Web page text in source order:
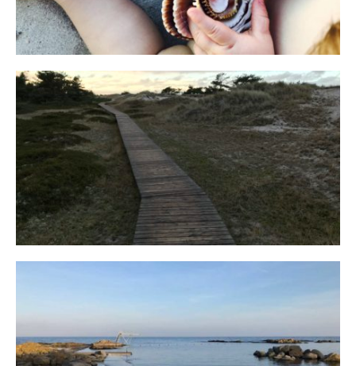
Fischland
12. FEBRUAR 2019
Bornholm
29. OKTOBER 2018